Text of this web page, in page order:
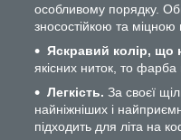
особливому порядку.
зносостійкою та міцною
Яскравий колір, що
якісних ниток, то фарба
Легкість. За своєї
найніжніших і
підходить для літа на